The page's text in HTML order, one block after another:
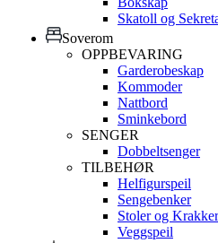
Skatoll og
Soverom
OPPBEVARING
Garderobeskap
Kommoder
Nattbord
Sminkebord
SENGER
Dobbeltsenger
TILBEHØR
Helfigurspeil
Sengebenker
Stoler og Krakker
Veggspeil